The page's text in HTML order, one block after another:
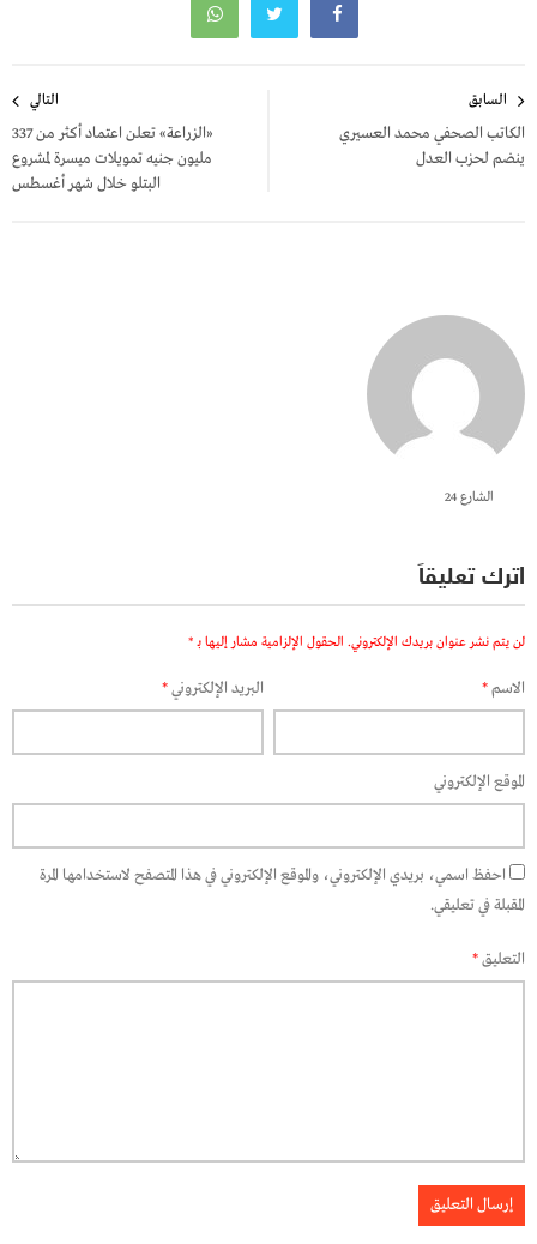
المقالات
السابق
الكاتب الصحفي محمد العسيري
ينضم لحزب العدل
التالي
«الزراعة» تعلن اعتماد أكثر من 337
مليون جنيه تمويلات ميسرة لمشروع
البتلو خلال شهر أغسطس
الشارع 24
اترك تعليقاً
لن يتم نشر عنوان بريدك الإلكتروني. الحقول الإلزامية مشار إليها بـ *
الاسم* البريد الإلكتروني*
الموقع الإلكتروني
احفظ اسمي، بريدي الإلكتروني، والموقع الإلكتروني في هذا المتصفح لاستخدامها المرة
المقبلة في تعليقي.
التعليق*